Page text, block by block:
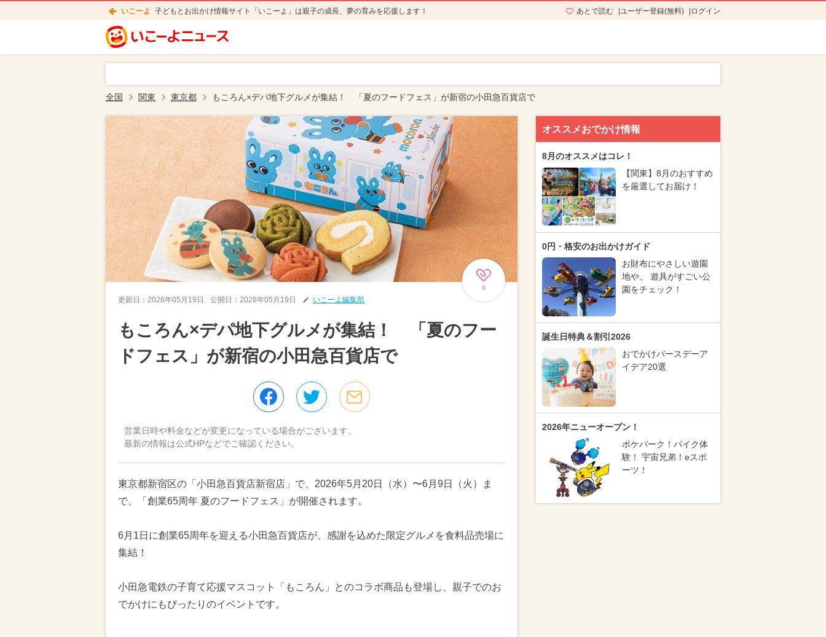
いこーよ 子どもとお出かけ情報サイト「いこーよ」は親子の成長、夢の育みを応援します！ あとで読む ユーザー登録(無料) ログイン
全国 関東 東京都 もころん×デパ地下グルメが集結！ 「夏のフードフェス」が新宿の小田急百貨店で
0
更新日： 2026年05月19日 公開日： 2026年05月19日 いこーよ編集部
もころん×デパ地下グルメが集結！ 「夏のフー
ドフェス」が新宿の小田急百貨店で
営業日時や料金などが変更になっている場合がございます。
最新の情報は公式HPなどでご確認ください。
東京都新宿区の「小田急百貨店新宿店」で、2026年5月20日（水）〜6月9日（火）ま
で、「創業65周年 夏のフードフェス」が開催されます。
6月1日に創業65周年を迎える小田急百貨店が、感謝を込めた限定グルメを食料品売場に
集結！
小田急電鉄の子育て応援マスコット「もころん」とのコラボ商品も登場し、親子でのお
でかけにもぴったりのイベントです。
オススメおでかけ情報
8月のオススメはコレ！
【関東】8月のおすすめ
を厳選してお届け！
0円・格安のお出かけガイド
お財布にやさしい遊園
地や、 遊具がすごい公
園をチェック！
誕生日特典＆割引2026
おでかけバースデーア
イデア20選
2026年ニューオープン！
ポケパーク！バイク体
験！ 宇宙兄弟！eスポ
ーツ！